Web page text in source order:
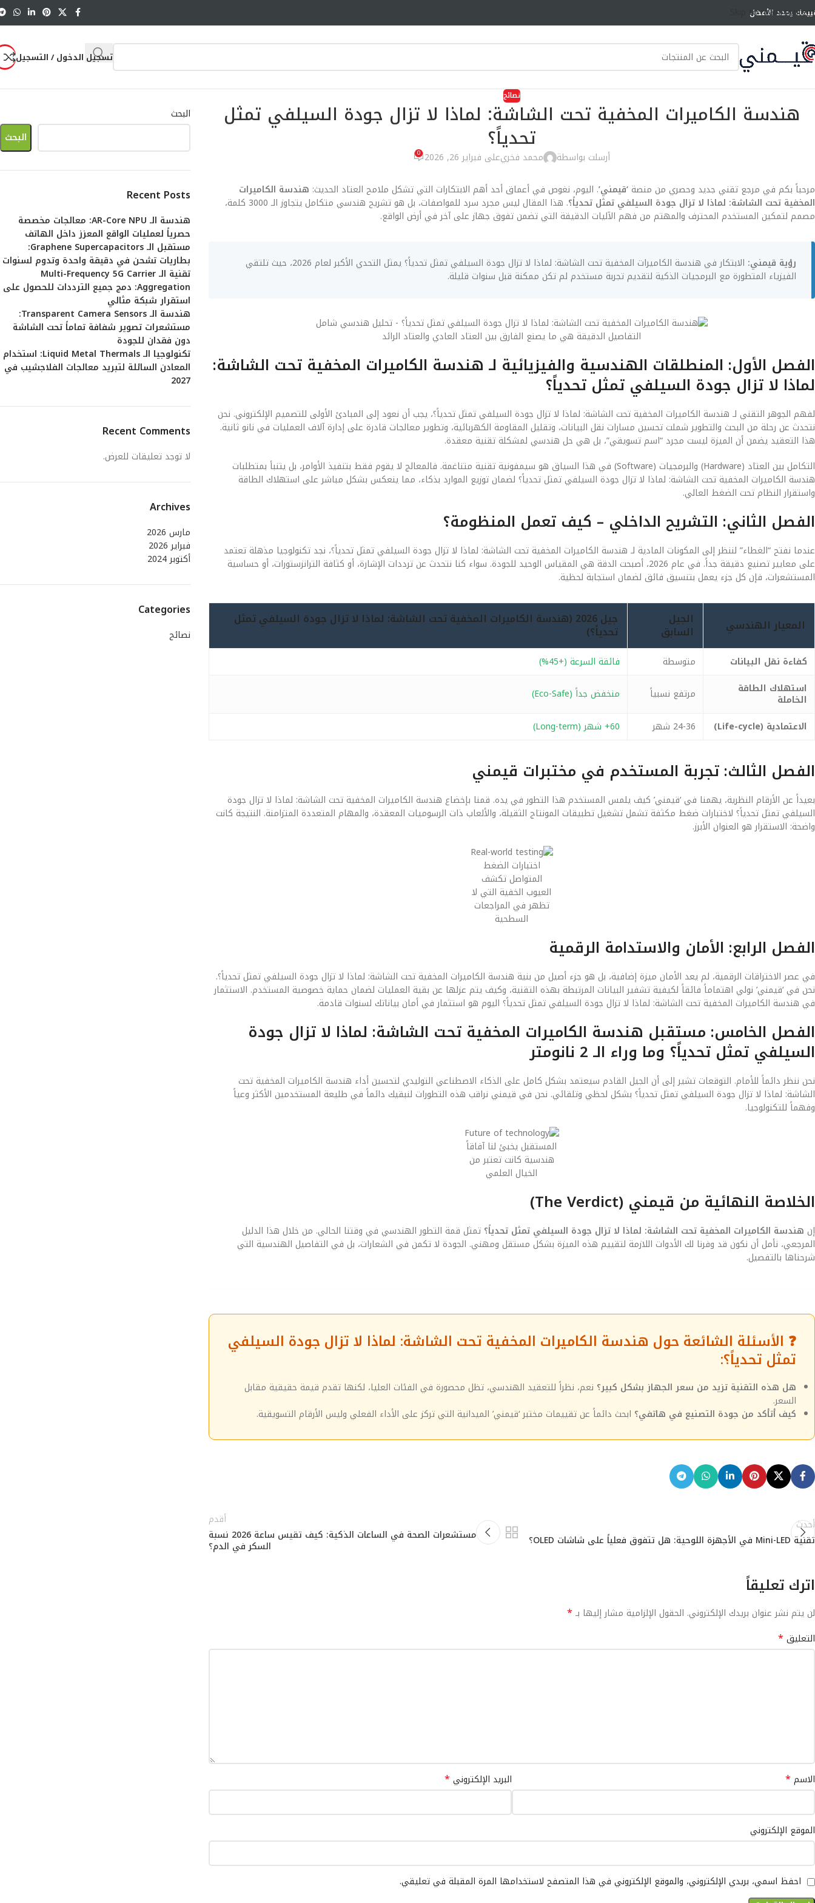
Skip to main content
يحدد الأفضل
تسجيل الدخول / التسجيل
نصائح
هندسة الكاميرات المخفية تحت الشاشة: لماذا لا تزال جودة السيلفي تمثل
تحدياً؟
أرسلت بواسطة محمد فخريعلى فبراير 26, 2026 0
مرحباً بكم في مرجع تقني جديد وحصري من منصة ‘قيمني’. اليوم، نغوص في أعماق أحد أهم الابتكارات التي تشكل ملامح العتاد الحديث: هندسة الكاميرات
المخفية تحت الشاشة: لماذا لا تزال جودة السيلفي تمثل تحدياً؟
. هذا المقال ليس مجرد سرد للمواصفات، بل هو تشريح هندسي متكامل يتجاوز الـ 3000 كلمة،
مصمم لتمكين المستخدم المحترف والمهتم من فهم الآليات الدقيقة التي تضمن تفوق جهاز على آخر في أرض الواقع.
رؤية قيمني:
الابتكار في هندسة الكاميرات المخفية تحت الشاشة: لماذا لا تزال جودة السيلفي تمثل تحدياً؟ يمثل التحدي الأكبر لعام 2026، حيث تلتقي
الفيزياء المتطورة مع البرمجيات الذكية لتقديم تجربة مستخدم لم تكن ممكنة قبل سنوات قليلة.
التفاصيل الدقيقة هي ما يصنع الفارق بين العتاد العادي والعتاد الرائد
الفصل الأول: المنطلقات الهندسية والفيزيائية لـ هندسة الكاميرات المخفية تحت الشاشة:
لماذا لا تزال جودة السيلفي تمثل تحدياً؟
لفهم الجوهر التقني لـ هندسة الكاميرات المخفية تحت الشاشة: لماذا لا تزال جودة السيلفي تمثل تحدياً؟، يجب أن نعود إلى المبادئ الأولى للتصميم الإلكتروني. نحن
نتحدث عن رحلة من البحث والتطوير شملت تحسين مسارات نقل البيانات، وتقليل المقاومة الكهربائية، وتطوير معالجات قادرة على إدارة آلاف العمليات في نانو ثانية.
هذا التعقيد يضمن أن الميزة ليست مجرد “اسم تسويقي”، بل هي حل هندسي لمشكلة تقنية معقدة.
التكامل بين العتاد (Hardware) والبرمجيات (Software) في هذا السياق هو سيمفونية تقنية متناغمة. فالمعالج لا يقوم فقط بتنفيذ الأوامر، بل يتنبأ بمتطلبات
هندسة الكاميرات المخفية تحت الشاشة: لماذا لا تزال جودة السيلفي تمثل تحدياً؟ لضمان توزيع الموارد بذكاء، مما ينعكس بشكل مباشر على استهلاك الطاقة
واستقرار النظام تحت الضغط العالي.
الفصل الثاني: التشريح الداخلي – كيف تعمل المنظومة؟
عندما نفتح “الغطاء” لننظر إلى المكونات المادية لـ هندسة الكاميرات المخفية تحت الشاشة: لماذا لا تزال جودة السيلفي تمثل تحدياً؟، نجد تكنولوجيا مذهلة تعتمد
على معايير تصنيع دقيقة جداً. في عام 2026، أصبحت الدقة هي المقياس الوحيد للجودة. سواء كنا نتحدث عن ترددات الإشارة، أو كثافة الترانزستورات، أو حساسية
المستشعرات، فإن كل جزء يعمل بتنسيق فائق لضمان استجابة لحظية.
المعيار الهندسي الجيل
السابق
جيل 2026 (هندسة الكاميرات المخفية تحت الشاشة: لماذا لا تزال جودة السيلفي تمثل
تحدياً؟)
كفاءة نقل البيانات متوسطة
فائقة السرعة (+45%)
استهلاك الطاقة
الخاملة مرتفع نسبياً
منخفض جداً (Eco-Safe)
الاعتمادية (Life-cycle)
24-36 شهر 60+ شهر (Long-term)
الفصل الثالث: تجربة المستخدم في مختبرات قيمني
بعيداً عن الأرقام النظرية، يهمنا في ‘قيمني’ كيف يلمس المستخدم هذا التطور في يده. قمنا بإخضاع هندسة الكاميرات المخفية تحت الشاشة: لماذا لا تزال جودة
السيلفي تمثل تحدياً؟ لاختبارات ضغط مكثفة تشمل تشغيل تطبيقات المونتاج الثقيلة، والألعاب ذات الرسوميات المعقدة، والمهام المتعددة المتزامنة. النتيجة كانت
واضحة: الاستقرار هو العنوان الأبرز.
اختبارات الضغط
المتواصل تكشف
العيوب الخفية التي لا
تظهر في المراجعات
السطحية
الفصل الرابع: الأمان والاستدامة الرقمية
في عصر الاختراقات الرقمية، لم يعد الأمان ميزة إضافية، بل هو جزء أصيل من بنية هندسة الكاميرات المخفية تحت الشاشة: لماذا لا تزال جودة السيلفي تمثل تحدياً؟.
نحن في ‘قيمني’ نولي اهتماماً فائقاً لكيفية تشفير البيانات المرتبطة بهذه التقنية، وكيف يتم عزلها عن بقية العمليات لضمان حماية خصوصية المستخدم. الاستثمار
في هندسة الكاميرات المخفية تحت الشاشة: لماذا لا تزال جودة السيلفي تمثل تحدياً؟ اليوم هو استثمار في أمان بياناتك لسنوات قادمة.
الفصل الخامس: مستقبل هندسة الكاميرات المخفية تحت الشاشة: لماذا لا تزال جودة
السيلفي تمثل تحدياً؟ وما وراء الـ 2 نانومتر
نحن ننظر دائماً للأمام. التوقعات تشير إلى أن الجيل القادم سيعتمد بشكل كامل على الذكاء الاصطناعي التوليدي لتحسين أداء هندسة الكاميرات المخفية تحت
الشاشة: لماذا لا تزال جودة السيلفي تمثل تحدياً؟ بشكل لحظي وتلقائي. نحن في قيمني نراقب هذه التطورات لنبقيك دائماً في طليعة المستخدمين الأكثر وعياً
وفهماً للتكنولوجيا.
المستقبل يخبئ لنا آفاقاً
هندسية كانت تعتبر من
الخيال العلمي
الخلاصة النهائية من قيمني (The Verdict)
إن هندسة الكاميرات المخفية تحت الشاشة: لماذا لا تزال جودة السيلفي تمثل تحدياً؟ تمثل قمة التطور الهندسي في وقتنا الحالي. من خلال هذا الدليل
المرجعي، نأمل أن نكون قد وفرنا لك الأدوات اللازمة لتقييم هذه الميزة بشكل مستقل ومهني. الجودة لا تكمن في الشعارات، بل في التفاصيل الهندسية التي
شرحناها بالتفصيل.
❓ الأسئلة الشائعة حول هندسة الكاميرات المخفية تحت الشاشة: لماذا لا تزال جودة السيلفي
تمثل تحدياً؟:
هل هذه التقنية تزيد من سعر الجهاز بشكل كبير؟ نعم، نظراً للتعقيد الهندسي، تظل محصورة في الفئات العليا، لكنها تقدم قيمة حقيقية مقابل
السعر.
كيف أتأكد من جودة التصنيع في هاتفي؟ ابحث دائماً عن تقييمات مختبر ‘قيمني’ الميدانية التي تركز على الأداء الفعلي وليس الأرقام التسويقية.
أحدث
تقنية Mini-LED في الأجهزة اللوحية: هل تتفوق فعلياً على شاشات OLED؟
أقدم
مستشعرات الصحة في الساعات الذكية: كيف تقيس ساعة 2026 نسبة
السكر في الدم؟
اترك تعليقاً
لن يتم نشر عنوان بريدك الإلكتروني. الحقول الإلزامية مشار إليها بـ *
التعليق *
الاسم * البريد الإلكتروني *
الموقع الإلكتروني
احفظ اسمي، بريدي الإلكتروني، والموقع الإلكتروني في هذا المتصفح لاستخدامها المرة المقبلة في تعليقي.
البحث
البحث
Recent Posts
هندسة الـ AR-Core NPU: معالجات مخصصة
حصرياً لعمليات الواقع المعزز داخل الهاتف
مستقبل الـ Graphene Supercapacitors:
بطاريات تشحن في دقيقة واحدة وتدوم لسنوات
تقنية الـ Multi-Frequency 5G Carrier
Aggregation: دمج جميع الترددات للحصول على
استقرار شبكة مثالي
هندسة الـ Transparent Camera Sensors:
مستشعرات تصوير شفافة تماماً تحت الشاشة
دون فقدان للجودة
تكنولوجيا الـ Liquid Metal Thermals: استخدام
المعادن السائلة لتبريد معالجات الفلاجشيب في
2027
Recent Comments
لا توجد تعليقات للعرض.
Archives
مارس 2026
فبراير 2026
أكتوبر 2024
Categories
نصائح